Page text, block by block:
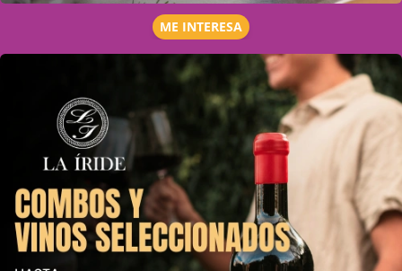
ME INTERESA